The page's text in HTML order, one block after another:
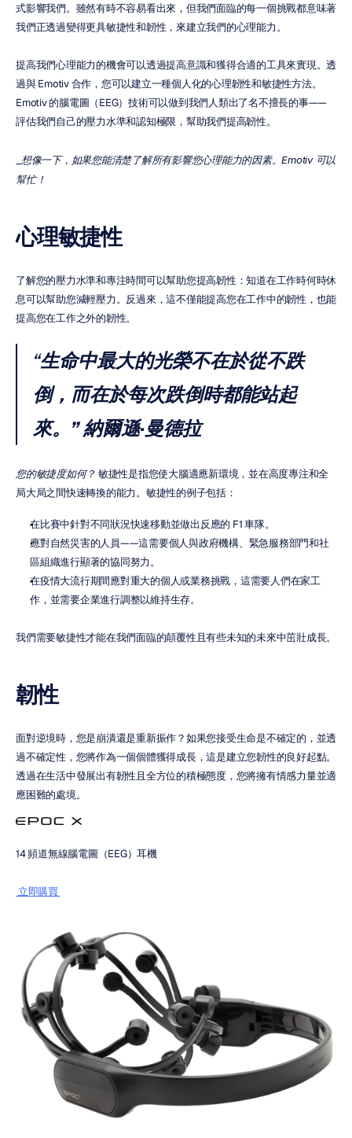
式影響我們。雖然有時不容易看出來，但我們面臨的每一個挑戰都意味著
我們正透過變得更具敏捷性和韌性，來建立我們的心理能力。
提高我們心理能力的機會可以透過提高意識和獲得合適的工具來實現。透
過與 Emotiv 合作，您可以建立一種個人化的心理韌性和敏捷性方法。
Emotiv 的腦電圖（EEG）技術可以做到我們人類出了名不擅長的事——
評估我們自己的壓力水準和認知極限，幫助我們提高韌性。
想像一下，如果您能清楚了解所有影響您心理能力的因素。Emotiv 可以
幫忙！
心理敏捷性
了解您的壓力水準和專注時間可以幫助您提高韌性：知道在工作時何時休
息可以幫助您減輕壓力。反過來，這不僅能提高您在工作中的韌性，也能
提高您在工作之外的韌性。
“生命中最大的光榮不在於從不跌
倒，而在於每次跌倒時都能站起
來。”納爾遜·曼德拉
您的敏捷度如何？ 敏捷性是指您使大腦適應新環境，並在高度專注和全
局大局之間快速轉換的能力。敏捷性的例子包括：
在比賽中針對不同狀況快速移動並做出反應的 F1 車隊。
應對自然災害的人員——這需要個人與政府機構、緊急服務部門和社
區組織進行顯著的協同努力。
在疫情大流行期間應對重大的個人或業務挑戰，這需要人們在家工
作，並需要企業進行調整以維持生存。
我們需要敏捷性才能在我們面臨的顛覆性且有些未知的未來中茁壯成長。
韌性
面對逆境時，您是崩潰還是重新振作？如果您接受生命是不確定的，並透
過不確定性，您將作為一個個體獲得成長，這是建立您韌性的良好起點。
透過在生活中發展出有韌性且全方位的積極態度，您將擁有情感力量並適
應困難的處境。
14 頻道無線腦電圖（EEG）耳機
立即購買